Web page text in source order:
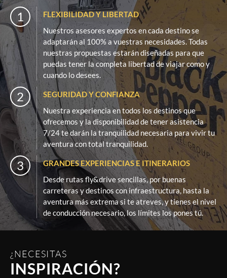
1
FLEXIBILIDAD Y LIBERTAD
Nuestros asesores expertos en cada destino se
adaptarán al 100% a vuestras necesidades. Todas
nuestras propuestas estarán diseñadas para que
puedas tener la completa libertad de viajar como y
cuando lo desees.
2
SEGURIDAD Y CONFIANZA
Nuestra experiencia en todos los destinos que
ofrecemos y la disponibilidad de tener asistencia
7/24 te darán la tranquilidad necesaria para vivir tu
aventura con total tranquilidad.
3
GRANDES EXPERIENCIAS E ITINERARIOS
Desde rutas fly&drive sencillas, por buenas
carreteras y destinos con infraestructura, hasta la
aventura más extrema si te atreves, y tienes el nivel
de conducción necesario, los límites los pones tú.
¿NECESITAS
INSPIRACIÓN?